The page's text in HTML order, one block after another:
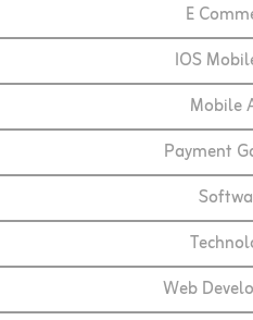
E
IOS
Mobile
Payment
Web